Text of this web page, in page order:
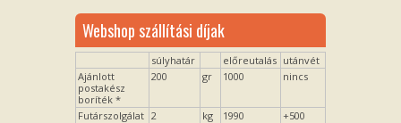
Webshop szállítási díjak
súlyhatár előreutalás utánvét
Ajánlott
postakész
boríték *
200 gr 1000 nincs
Futárszolgálat 2 kg 1990
+500